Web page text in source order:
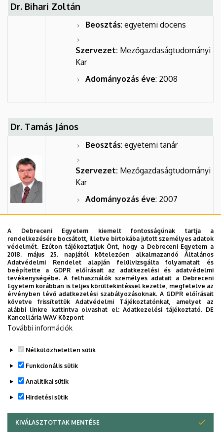
Dr. Bihari Zoltán
Beosztás: egyetemi docens
Szervezet: Mezőgazdaságtudományi
Kar
Adományozás éve: 2008
Dr. Tamás János
Beosztás: egyetemi tanár
Szervezet: Mezőgazdaságtudományi
Kar
Adományozás éve: 2007
Dr. Győri Zoltán
Beosztás: egyetemi tanár
Szervezet:Mezőgazdaságtudományi
Kar
Legutóbbi frissítés: 2023. 03. 07. 08:56
A Debreceni Egyetem kiemelt fontosságúnak tartja a
rendelkezésére bocsátott, illetve birtokába jutott személyes adatok
védelmét. Ezúton tájékoztatjuk Önt, hogy a Debreceni Egyetem a
2018. május 25. napjától kötelezően alkalmazandó Általános
Adatvédelmi Rendelet alapján felülvizsgálta folyamatait és
beépítette a GDPR előírásait az adatkezelési és adatvédelmi
tevékenységébe. A felhasználók személyes adatait a Debreceni
Egyetem korábban is teljes körültekintéssel kezelte, megfelelve az
érvényben lévő adatkezelési szabályozásoknak. A GDPR előírásait
követve frissítettük Adatvédelmi Tájékoztatónkat, amelyet az
alábbi linkre kattintva olvashat el:Adatkezelési tájékoztató. DE
Kancellária WAV Központ
További információk
Nélkülözhetetlen sütik
Funkcionális sütik
Analitikai sütik
Hirdetési sütik
KIVÁLASZTOTTAK MENTÉSE
WITHDRAW CONSENT